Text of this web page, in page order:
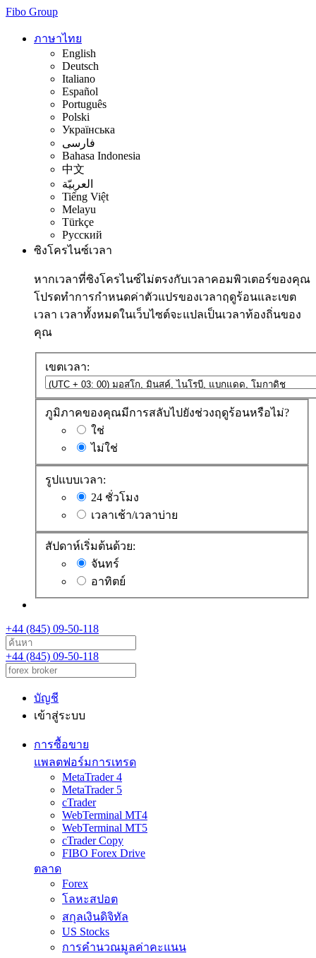
Fibo Group
ภาษาไทย
English
Deutsch
Italiano
Español
Português
Polski
Українська
فارسی
Bahasa Indonesia
中文
العربيّة
Tiếng Việt
Melayu
Türkçe
Русский
ซิงโครไนซ์เวลา
หากเวลาที่ซิงโครไนซ์ไม่ตรงกับเวลาคอมพิวเตอร์ของคุณ
โปรดทำการกำหนดค่าตัวแปรของเวลาฤดูร้อนและเขต
เวลา เวลาทั้งหมดในเว็บไซต์จะแปลเป็นเวลาท้องถิ่นของ
คุณ
เขตเวลา:
ภูมิภาคของคุณมีการสลับไปยังช่วงฤดูร้อนหรือไม่?
ใช่
ไม่ใช่
รูปแบบเวลา:
24 ชั่วโมง
เวลาเช้า/เวลาบ่าย
สัปดาห์เริ่มต้นด้วย:
จันทร์
อาทิตย์
+44 (845) 09-50-118
+44 (845) 09-50-118
บัญชี
เข้าสู่ระบบ
การซื้อขาย
แพลตฟอร์มการเทรด
MetaTrader 4
MetaTrader 5
cTrader
WebTerminal MT4
WebTerminal MT5
cTrader Copy
FIBO Forex Drive
ตลาด
Forex
โลหะสปอต
สกุลเงินดิจิทัล
US Stocks
การคำนวณมูลค่าคะแนน